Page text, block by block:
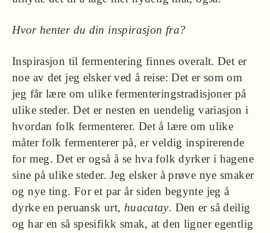
Hvor henter du din inspirasjon fra?
Inspirasjon til fermentering finnes overalt. Det er
noe av det jeg elsker ved å reise: Det er som om
jeg får lære om ulike fermenteringstradisjoner på
ulike steder. Det er nesten en uendelig variasjon i
hvordan folk fermenterer. Det å lære om ulike
måter folk fermenterer på, er veldig inspirerende
for meg. Det er også å se hva folk dyrker i hagene
sine på ulike steder. Jeg elsker å prøve nye smaker
og nye ting. For et par år siden begynte jeg å
dyrke en peruansk urt, huacatay. Den er så deilig
og har en så spesifikk smak, at den ligner egentlig